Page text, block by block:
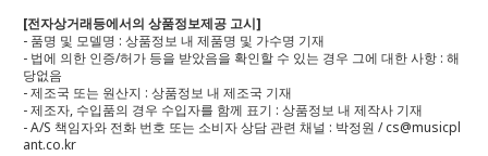
[전자상거래등에서의 상품정보제공 고시]
- 품명 및 모델명 : 상품정보 내 제품명 및 가수명 기재
- 법에 의한 인증/허가 등을 받았음을 확인할 수 있는 경우 그에 대한 사항 : 해
당없음
- 제조국 또는 원산지 : 상품정보 내 제조국 기재
- 제조자, 수입품의 경우 수입자를 함께 표기 : 상품정보 내 제작사 기재
- A/S 책임자와 전화 번호 또는 소비자 상담 관련 채널 : 박정원 / cs@musicpl
ant.co.kr